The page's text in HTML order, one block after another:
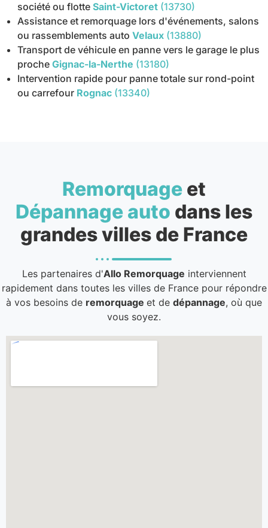
société ou flotte Saint-Victoret (13730)
Assistance et remorquage lors d'événements, salons
ou rassemblements auto Velaux (13880)
Transport de véhicule en panne vers le garage le plus
proche Gignac-la-Nerthe (13180)
Intervention rapide pour panne totale sur rond-point
ou carrefour Rognac (13340)
Remorquage et
Dépannage auto dans les
grandes villes de France
Les partenaires d'Allo Remorquage interviennent
rapidement dans toutes les villes de France pour répondre
à vos besoins de remorquage et de dépannage, où que
vous soyez.